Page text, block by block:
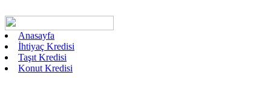
Anasayfa
İhtiyaç Kredisi
Taşıt Kredisi
Konut Kredisi